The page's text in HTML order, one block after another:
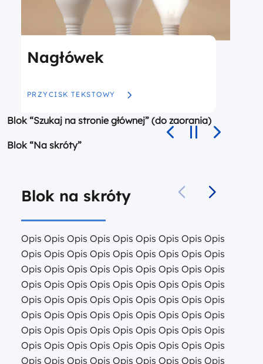
Nagłówek
PRZYCISK TEKSTOWY
Blok “Szukaj na stronie głównej” (do zaorania)
Blok “Na skróty”
Blok na skróty
Opis Opis Opis Opis Opis Opis Opis Opis Opis
Opis Opis Opis Opis Opis Opis Opis Opis Opis
Opis Opis Opis Opis Opis Opis Opis Opis Opis
Opis Opis Opis Opis Opis Opis Opis Opis Opis
Opis Opis Opis Opis Opis Opis Opis Opis Opis
Opis Opis Opis Opis Opis Opis Opis Opis Opis
Opis Opis Opis Opis Opis Opis Opis Opis Opis
Opis Opis Opis Opis Opis Opis Opis Opis Opis
Opis Opis Opis Opis Opis Opis Opis Opis Opis